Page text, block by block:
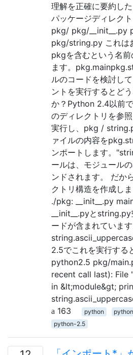
理解を正確に要約し
パッケージディレク
pkg/ pkg/__init__.py
pkg/string.py これは
pkgを含むという名
ます。
ルのコードを検討し
ントを実行するとど
か？Python 2.4以前
のディレクトリを参
実行し、pkg /
ァイルの内容を
ンポートします。
ールは、モジュール
ンドされます。 だか
クトリ構造を作成し
./pkg: __init__.py
__init__.pyと
ードが含まれていま
2.5でこれを実行す
python2.5 pkg/
recent call last): File
in &lt;module&gt;
163
python
python-2.5